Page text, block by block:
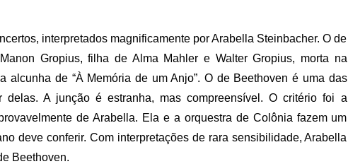
interpretados magnificamente por Arabella Steinbacher. O de
Gropius, filha de Alma Mahler e Walter Gropius, morta na
alcunha de “À Memória de um Anjo”. O de Beethoven é uma das
delas. A junção é estranha, mas compreensível. O critério foi a
de Arabella. Ela e a orquestra de Colônia fazem um
deve conferir. Com interpretações de rara sensibilidade, Arabella
Beethoven.